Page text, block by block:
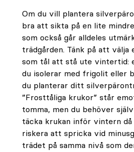
Om du vill plantera
bra att sikta på en lite
som också går alldeles
trädgården. Tänk på att välja
som tål att stå ute vintertid:
du isolerar med frigolit eller
du planterar ditt
”Frosttåliga krukor” står
tomma, men du behöver
täcka krukan inför vintern då
riskera att spricka vid
trädet på samma nivå som